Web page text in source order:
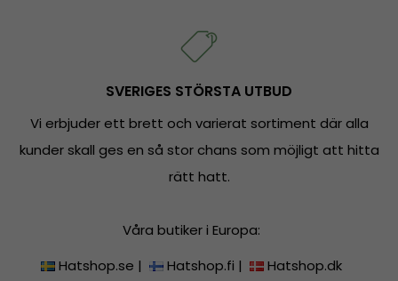
SVERIGES STÖRSTA UTBUD
Vi erbjuder ett brett och varierat sortiment där alla
kunder skall ges en så stor chans som möjligt att hitta
rätt hatt.
Våra butiker i Europa:
Hatshop.se | Hatshop.fi |
Hatshop.dk